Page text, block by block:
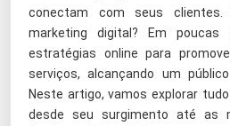
conectam com seus
marketing digital? Em
estratégias online para
serviços, alcançando um
Neste artigo, vamos explorar
desde seu surgimento até as